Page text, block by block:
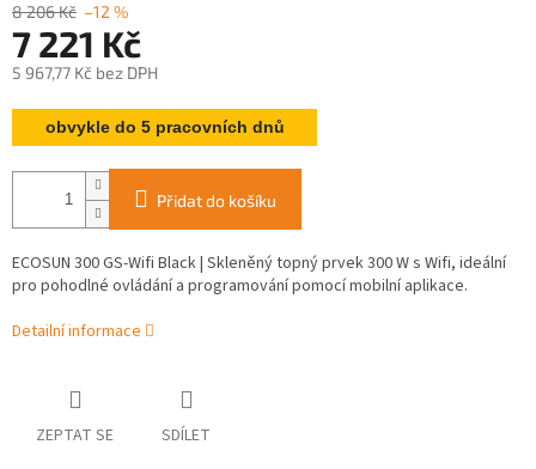
8 206 Kč –12 %
7 221 Kč
5 967,77 Kč bez DPH
Měrná
cena:obvykle do 5 pracovních dnů
Přidat do košíku
ECOSUN 300 GS-Wifi Black | Skleněný topný prvek 300 W s Wifi, ideální
pro pohodlné ovládání a programování pomocí mobilní aplikace.
Detailní informace
ZEPTAT SE SDÍLET